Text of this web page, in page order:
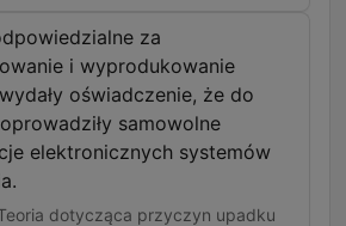
za
i wyprodukowanie
oświadczenie, że do
samowolne
elektronicznych systemów
dotycząca przyczyn upadku